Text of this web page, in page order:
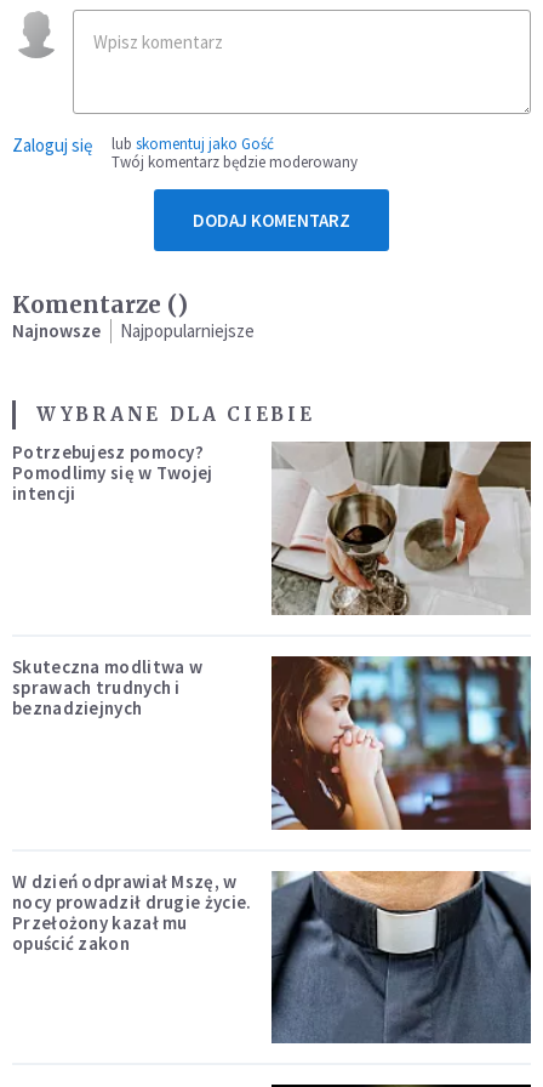
Zaloguj się lub skomentuj jako Gość
Twój komentarz będzie moderowany
DODAJ KOMENTARZ
Komentarze ()
Najnowsze Najpopularniejsze
WYBRANE DLA CIEBIE
Potrzebujesz pomocy?
Pomodlimy się w Twojej
intencji
Skuteczna modlitwa w
sprawach trudnych i
beznadziejnych
W dzień odprawiał Mszę, w
nocy prowadził drugie życie.
Przełożony kazał mu
opuścić zakon